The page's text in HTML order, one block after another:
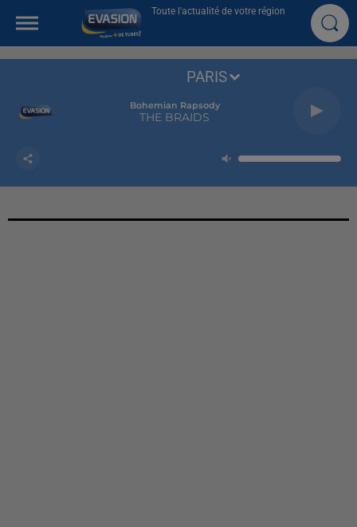
Toute l'actualité de votre région
Bohemian Rapsody
THE BRAIDS
PARIS